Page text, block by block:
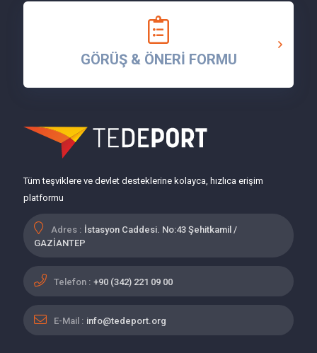
GÖRÜŞ & ÖNERİ FORMU
Tüm teşviklere ve devlet desteklerine kolayca, hızlıca erişim
platformu
Adres : İstasyon Caddesi. No:43 Şehitkamil /
GAZİANTEP
Telefon : +90 (342) 221 09 00
E-Mail : info@tedeport.org